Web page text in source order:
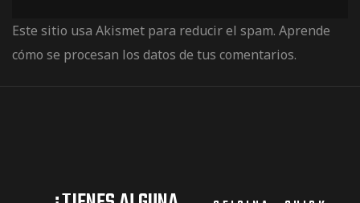
Este sitio usa Akismet para reducir el spam. Aprende
cómo se procesan los datos de tus comentarios.